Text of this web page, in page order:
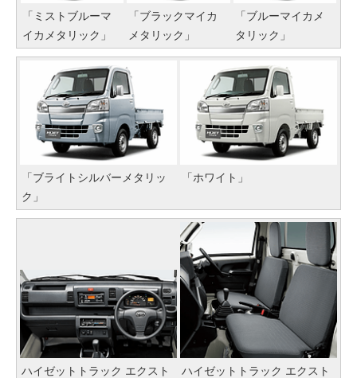
「ミストブルーマ
イカメタリック」
「ブラックマイカ
メタリック」
「ブルーマイカメ
タリック」
「ブライトシルバーメタリッ
ク」
「ホワイト」
ハイゼットトラック エクスト
ハイゼットトラック エクスト